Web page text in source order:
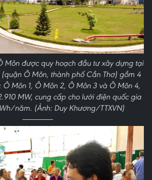
Môn được quy hoạch đầu tư xây dựng tại
Ô Môn, thành phố Cần Thơ) gồm 4
Môn 1, Ô Môn 2, Ô Môn 3 và Ô Môn 4,
MW, cung cấp cho lưới điện quốc gia
năm. (Ảnh: Duy Khương/TTXVN)